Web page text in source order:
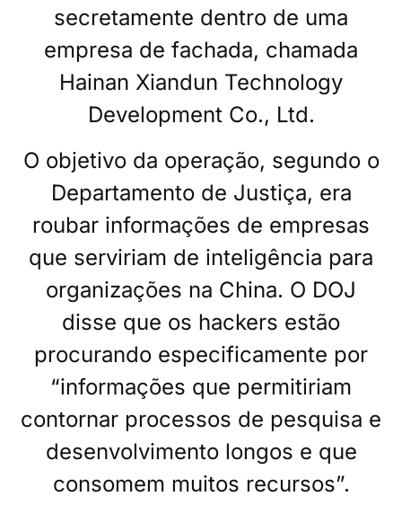
secretamente dentro de uma
empresa de fachada, chamada
Hainan Xiandun Technology
Development Co., Ltd.
O objetivo da operação, segundo o
Departamento de Justiça, era
roubar informações de empresas
que serviriam de inteligência para
organizações na China. O DOJ
disse que os hackers estão
procurando especificamente por
“informações que permitiriam
contornar processos de pesquisa e
desenvolvimento longos e que
consomem muitos recursos”.